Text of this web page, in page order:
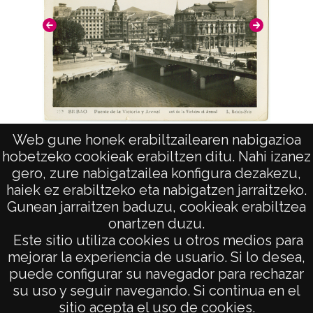
Web gune honek erabiltzailearen nabigazioa
hobetzeko cookieak erabiltzen ditu. Nahi izanez
gero, zure nabigatzailea konfigura dezakezu,
haiek ez erabiltzeko eta nabigatzen jarraitzeko.
Gunean jarraitzen baduzu, cookieak erabiltzea
onartzen duzu.
Este sitio utiliza cookies u otros medios para
mejorar la experiencia de usuario. Si lo desea,
puede configurar su navegador para rechazar
su uso y seguir navegando. Si continua en el
sitio acepta el uso de cookies.
10 - Bilbao. Puente de la Victoria y Arenal
AVISO LEGAL
POLÍTICA DE PRIVACIDAD
ACCESIBILIDAD
ATENCIÓN CIUDADANA